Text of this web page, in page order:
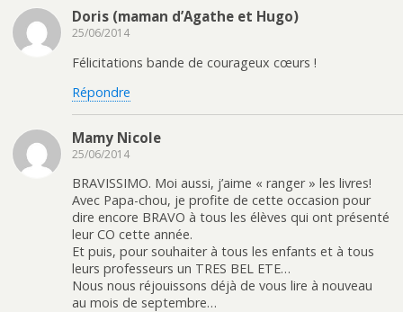
Doris (maman d’Agathe et Hugo)
25/06/2014
Félicitations bande de courageux cœurs !
Répondre
Mamy Nicole
25/06/2014
BRAVISSIMO. Moi aussi, j’aime « ranger » les livres!
Avec Papa-chou, je profite de cette occasion pour
dire encore BRAVO à tous les élèves qui ont présenté
leur CO cette année.
Et puis, pour souhaiter à tous les enfants et à tous
leurs professeurs un TRES BEL ETE…
Nous nous réjouissons déjà de vous lire à nouveau
au mois de septembre…